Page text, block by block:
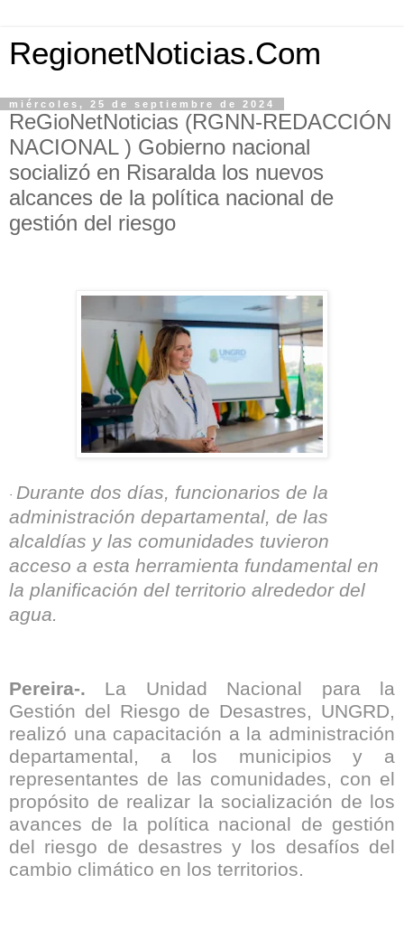
RegionetNoticias.Com
miércoles, 25 de septiembre de 2024
ReGioNetNoticias (RGNN-REDACCIÓN
NACIONAL ) Gobierno nacional
socializó en Risaralda los nuevos
alcances de la política nacional de
gestión del riesgo
· Durante dos días, funcionarios de la
administración departamental, de las
alcaldías y las comunidades tuvieron
acceso a esta herramienta fundamental en
la planificación del territorio alrededor del
agua.
Pereira-. La Unidad Nacional para la
Gestión del Riesgo de Desastres, UNGRD,
realizó una capacitación a la administración
departamental, a los municipios y a
representantes de las comunidades, con el
propósito de realizar la socialización de los
avances de la política nacional de gestión
del riesgo de desastres y los desafíos del
cambio climático en los territorios.